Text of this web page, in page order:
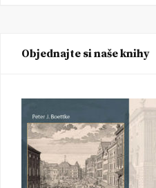
Objednajte si naše knihy